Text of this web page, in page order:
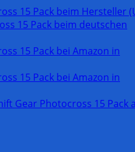
15 Pack beim Hersteller
15 Pack beim deutschen
15 Pack bei Amazon in
15 Pack bei Amazon in
Gear Photocross 15 Pack